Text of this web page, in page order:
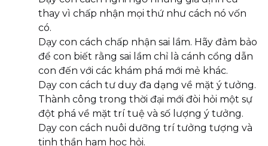
thay vì chấp nhận mọi thứ như cách nó vốn
có.
Dạy con cách chấp nhận sai lầm. Hãy đảm bảo
để con biết rằng sai lầm chỉ là cánh cổng dẫn
con đến với các khám phá mới mẻ khác.
Dạy con cách tư duy đa dạng về mặt ý tưởng.
Thành công trong thời đại mới đòi hỏi một sự
đột phá về mặt trí tuệ và số lượng ý tưởng.
Dạy con cách nuôi dưỡng trí tưởng tượng và
tinh thần ham học hỏi.